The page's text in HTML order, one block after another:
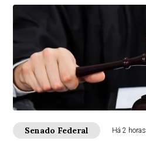
Senado Federal Há 2 horas